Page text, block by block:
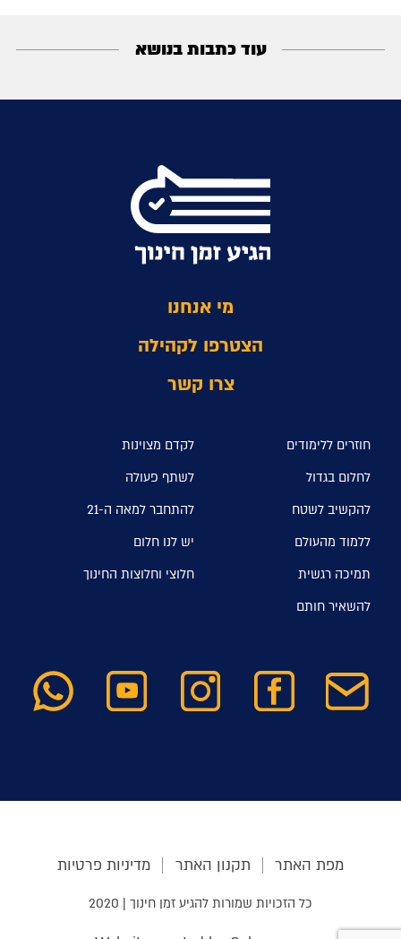
עוד כתבות בנושא
מי אנחנו
הצטרפו לקהילה
צרו קשר
חוזרים ללימודים
לקדם מצוינות
לחלום בגדול
לשתף פעולה
להקשיב לשטח
להתחבר למאה ה-21
ללמוד מהעולם
יש לנו חלום
תמיכה רגשית
חלוצי וחלוצות החינוך
להשאיר חותם
מפת האתר תקנון האתר מדיניות פרטיות
כל הזכויות שמורות להגיע זמן חינוך | 2020